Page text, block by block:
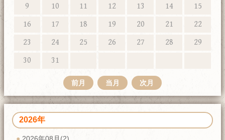
9
10 11 12 13 14
15
16
17 18 19 20 21
22
23
24 25 26 27 28
29
30
31
前月 当月 次月
2026年